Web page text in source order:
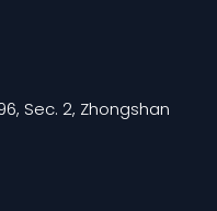
Sec. 2, Zhongshan